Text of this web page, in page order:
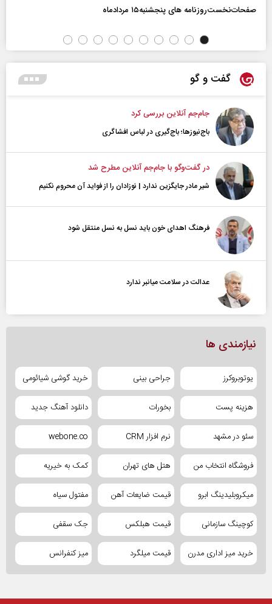
صفحات‌نخست‌روزنامه ها‌ی پنجشنبه‌۱۵ مردادماه
گفت و گو
جام‌جم آنلاین بررسی کرد
باج‌نیوزها؛ باج‌گیری در لباس افشاگری
در گفت‌و‌گو با جام‌جم آنلاین مطرح شد
شیر مادر جایگزین ندارد | نوزادان را از فواید آن محروم نکنیم
فرهنگ اهدای خون باید نسل به نسل منتقل شود
عدالت در سلامت میانبر ندارد
نیازمندی ها
یوتوبروکرز جراحی بینی خرید گوشی شیائومی
هزینه پست بخورات دانلود آهنگ جدید
سئو در مشهد نرم افزار CRM webone.co
فروشگاه انتخاب من هتل های تهران کمک به خیریه
میکروبلیدینگ ابرو قیمت ضایعات آهن مفتول سیاه
کوچینگ سازمانی قیمت هبلکس جک سقفی
خرید میز اداری مدرن قیمت میلگرد میز کنفرانس